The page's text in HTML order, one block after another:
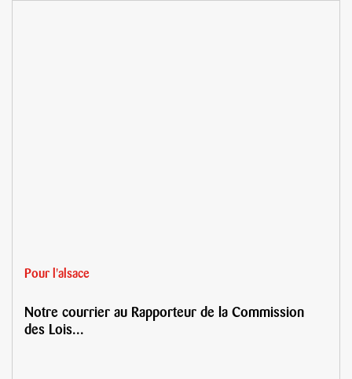
Pour l'alsace
Notre courrier au Rapporteur de la Commission
des Lois...